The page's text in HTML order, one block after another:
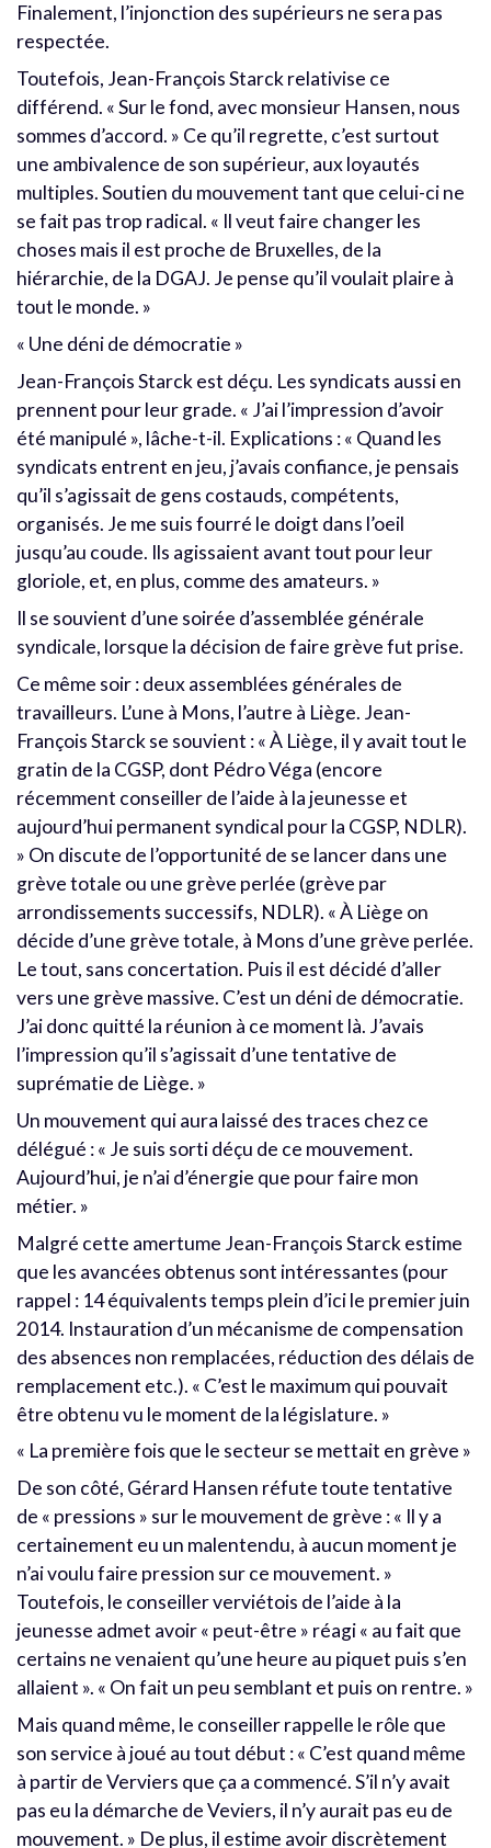
Finalement, l’injonction des supérieurs ne sera pas
respectée.
Toutefois, Jean-François Starck relativise ce
différend. « Sur le fond, avec monsieur Hansen, nous
sommes d’accord. » Ce qu’il regrette, c’est surtout
une ambivalence de son supérieur, aux loyautés
multiples. Soutien du mouvement tant que celui-ci ne
se fait pas trop radical. « Il veut faire changer les
choses mais il est proche de Bruxelles, de la
hiérarchie, de la DGAJ. Je pense qu’il voulait plaire à
tout le monde. »
« Une déni de démocratie »
Jean-François Starck est déçu. Les syndicats aussi en
prennent pour leur grade. « J’ai l’impression d’avoir
été manipulé », lâche-t-il. Explications : « Quand les
syndicats entrent en jeu, j’avais confiance, je pensais
qu’il s’agissait de gens costauds, compétents,
organisés. Je me suis fourré le doigt dans l’oeil
jusqu’au coude. Ils agissaient avant tout pour leur
gloriole, et, en plus, comme des amateurs. »
Il se souvient d’une soirée d’assemblée générale
syndicale, lorsque la décision de faire grève fut prise.
Ce même soir : deux assemblées générales de
travailleurs. L’une à Mons, l’autre à Liège. Jean-
François Starck se souvient : « À Liège, il y avait tout le
gratin de la CGSP, dont Pédro Véga (encore
récemment conseiller de l’aide à la jeunesse et
aujourd’hui permanent syndical pour la CGSP, NDLR).
» On discute de l’opportunité de se lancer dans une
grève totale ou une grève perlée (grève par
arrondissements successifs, NDLR). « À Liège on
décide d’une grève totale, à Mons d’une grève perlée.
Le tout, sans concertation. Puis il est décidé d’aller
vers une grève massive. C’est un déni de démocratie.
J’ai donc quitté la réunion à ce moment là. J’avais
l’impression qu’il s’agissait d’une tentative de
suprématie de Liège. »
Un mouvement qui aura laissé des traces chez ce
délégué : « Je suis sorti déçu de ce mouvement.
Aujourd’hui, je n’ai d’énergie que pour faire mon
métier. »
Malgré cette amertume Jean-François Starck estime
que les avancées obtenus sont intéressantes (pour
rappel : 14 équivalents temps plein d’ici le premier juin
2014. Instauration d’un mécanisme de compensation
des absences non remplacées, réduction des délais de
remplacement etc.). « C’est le maximum qui pouvait
être obtenu vu le moment de la législature. »
« La première fois que le secteur se mettait en grève »
De son côté, Gérard Hansen réfute toute tentative
de « pressions » sur le mouvement de grève : « Il y a
certainement eu un malentendu, à aucun moment je
n’ai voulu faire pression sur ce mouvement. »
Toutefois, le conseiller verviétois de l’aide à la
jeunesse admet avoir « peut-être » réagi « au fait que
certains ne venaient qu’une heure au piquet puis s’en
allaient ». « On fait un peu semblant et puis on rentre. »
Mais quand même, le conseiller rappelle le rôle que
son service à joué au tout début : « C’est quand même
à partir de Verviers que ça a commencé. S’il n’y avait
pas eu la démarche de Veviers, il n’y aurait pas eu de
mouvement. » De plus, il estime avoir discrètement